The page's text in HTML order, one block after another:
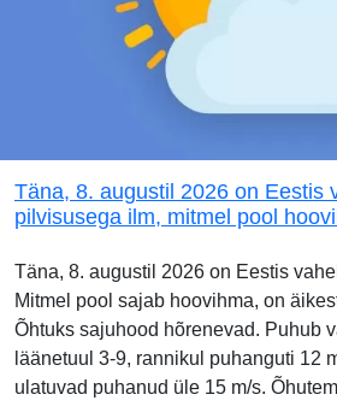
Täna, 8. augustil 2026 on Eestis
pilvisusega ilm, mitmel pool
Täna, 8. augustil 2026 on Eestis
Mitmel pool sajab hoovihma, on
Õhtuks sajuhood hõrenevad. Puhub
läänetuul 3-9, rannikul puhanguti 12
ulatuvad puhanud üle 15 m/s.